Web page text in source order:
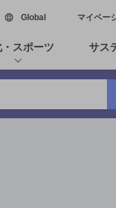
Global新しいウィンドウ
マイペー
スポーツ サス